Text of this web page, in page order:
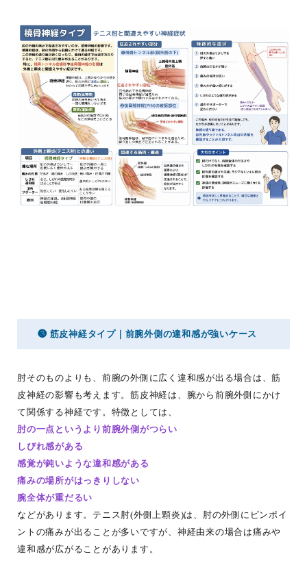
❸ 筋皮神経タイプ｜前腕外側の違和感が強いケース
肘そのものよりも、前腕の外側に広く違和感が出る場合は、筋
皮神経の影響も考えます。筋皮神経は、腕から前腕外側にかけ
て関係する神経です。特徴としては、
肘の一点というより前腕外側がつらい
しびれ感がある
感覚が鈍いような違和感がある
痛みの場所がはっきりしない
腕全体が重だるい
などがあります。テニス肘(外側上顆炎)は、肘の外側にピンポイ
ントの痛みが出ることが多いですが、神経由来の場合は痛みや
違和感が広がることがあります。